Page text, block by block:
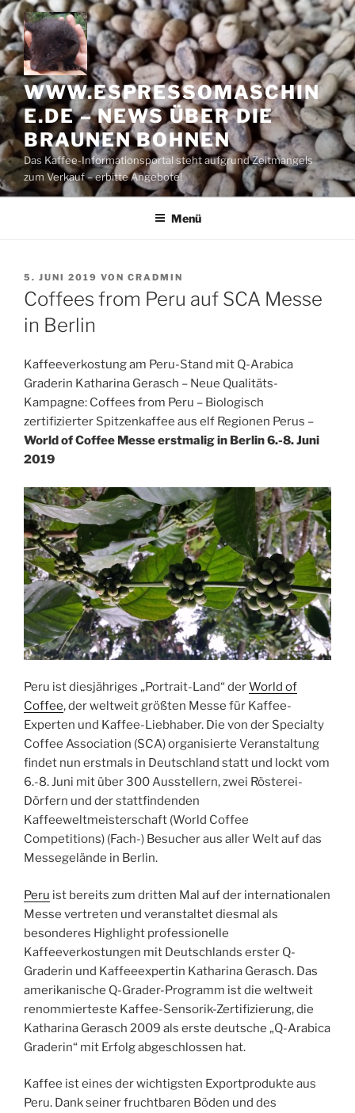
Zum
Inhalt
springen
WWW.ESPRESSOMASCHIN
E.DE – NEWS ÜBER DIE
BRAUNEN BOHNEN
Das Kaffee-Informationsportal steht aufgrund Zeitmangels
zum Verkauf – erbitte Angebote!
Menü
VERÖFFENTLICHT
AM
5. JUNI 2019 VON CRADMIN
Coffees from Peru auf SCA Messe
in Berlin
Kaffeeverkostung am Peru-Stand mit Q-Arabica
Graderin Katharina Gerasch – Neue Qualitäts-
Kampagne: Coffees from Peru – Biologisch
zertifizierter Spitzenkaffee aus elf Regionen Perus –
World of Coffee Messe erstmalig in Berlin 6.-8. Juni
2019
Peru ist diesjähriges „Portrait-Land“ derWorld of
Coffee, der weltweit größten Messe für Kaffee-
Experten und Kaffee-Liebhaber. Die von der Specialty
Coffee Association (SCA) organisierte Veranstaltung
findet nun erstmals in Deutschland statt und lockt vom
6.-8. Juni mit über 300 Ausstellern, zwei Rösterei-
Dörfern und der stattfindenden
Kaffeeweltmeisterschaft (World Coffee
Competitions) (Fach-) Besucher aus aller Welt auf das
Messegelände in Berlin.
Peru ist bereits zum dritten Mal auf der internationalen
Messe vertreten und veranstaltet diesmal als
besonderes Highlight professionelle
Kaffeeverkostungen mit Deutschlands erster Q-
Graderin und Kaffeeexpertin Katharina Gerasch. Das
amerikanische Q-Grader-Programm ist die weltweit
renommierteste Kaffee-Sensorik-Zertifizierung, die
Katharina Gerasch 2009 als erste deutsche „Q-Arabica
Graderin“ mit Erfolg abgeschlossen hat.
Kaffee ist eines der wichtigsten Exportprodukte aus
Peru. Dank seiner fruchtbaren Böden und des